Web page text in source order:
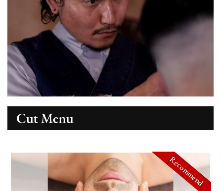
Cut Menu